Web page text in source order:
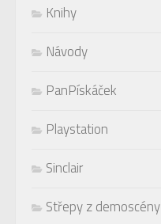
Knihy
Návody
PanPískáček
Playstation
Sinclair
Střepy z demoscény